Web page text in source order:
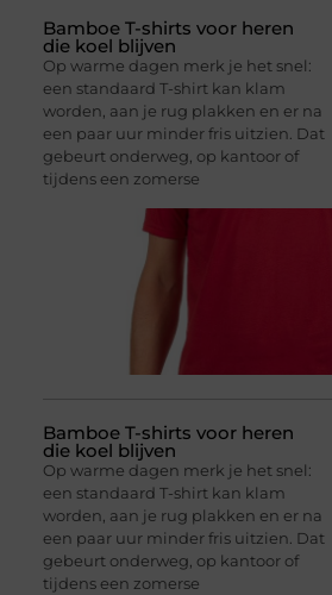
Bamboe T-shirts voor heren
die koel blijven
Op warme dagen merk je het snel:
een standaard T-shirt kan klam
worden, aan je rug plakken en er na
een paar uur minder fris uitzien. Dat
gebeurt onderweg, op kantoor of
tijdens een zomerse
Bamboe T-shirts voor heren
die koel blijven
Op warme dagen merk je het snel:
een standaard T-shirt kan klam
worden, aan je rug plakken en er na
een paar uur minder fris uitzien. Dat
gebeurt onderweg, op kantoor of
tijdens een zomerse